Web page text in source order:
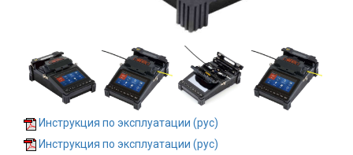
Инструкция по эксплуатации (рус)
Инструкция по эксплуатации (рус)